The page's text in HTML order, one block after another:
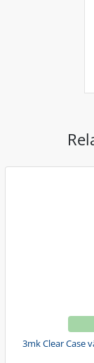
3mk Clear Case